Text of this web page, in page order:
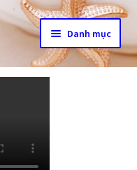
Danh mục